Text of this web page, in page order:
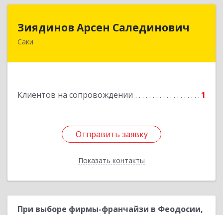
Зиядинов Арсен Салединович
Саки
Клиентов на сопровождении 1
Отправить заявку
Показать контакты
Отправить заявку
Назад
При выборе фирмы-франчайзи в Феодосии,